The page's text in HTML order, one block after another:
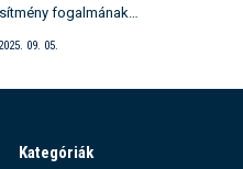
fogalmának…
09. 05.
Kategóriák